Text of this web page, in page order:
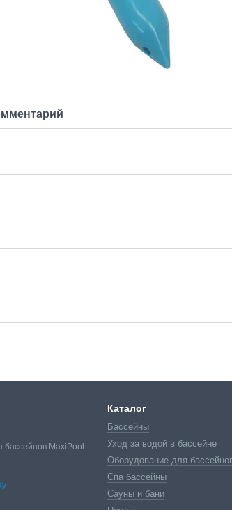
бассейнов MaxiPool
Каталог
Бассейны
Уход за водой в бассейне
Оборудование для
Спа бассейны
Сауны и бани